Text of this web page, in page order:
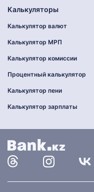
Калькуляторы
Калькулятор валют
Калькулятор МРП
Калькулятор комиссии
Процентный калькулятор
Калькулятор пени
Калькулятор зарплаты